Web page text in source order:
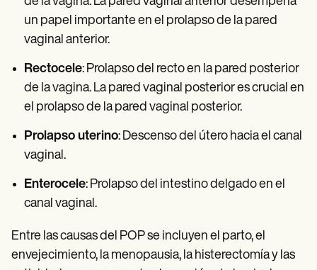
un papel importante en el prolapso de la pared
vaginal anterior.
Rectocele: Prolapso del recto en la pared posterior
de la vagina. La pared vaginal posterior es crucial en
el prolapso de la pared vaginal posterior.
Prolapso uterino: Descenso del útero hacia el canal
vaginal.
Enterocele: Prolapso del intestino delgado en el
canal vaginal.
Entre las causas del POP se incluyen el parto, el
envejecimiento, la menopausia, la histerectomía y las